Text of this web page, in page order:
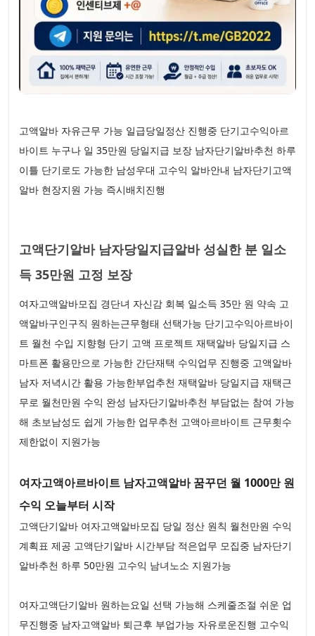
고액알바 자유근무 가능 일급당일정산 진행중 단기고수익아르
바이트 누구나 일 35만원 당일지급 보장 남자단기알바추천 하루
이틀 단기로도 가능한 남성우대 고수익 알바안내 남자단기고액
알바 현장지원 가능 즉시배치진행
고액단기알바 남자당일지급알바 성실한 분 일소
득 35만원 고정 보장
여자고액알바모집 경단녀 자신감 회복 일소득 35만 원 약속 고
액알바구인구직 원하는근무형태 선택가능 단기고수익아르바이
트 월천 수입 지향형 단기 고액 프로젝트 재택알바 당일지급 스
마트폰 활용만으로 가능한 간단재택 수익업무 진행중 고액알바
남자 저녁시간 활용 가능한부업추천 재택알바 당일지급 재택근
무로 월천만원 수익 완성 남자단기알바추천 부담없는 참여 가능
해 초보남성도 쉽게 가능한 업무추천 고액아르바이트 근무횟수
제한없이 지원가능
여자고액아르바이트 남자고액알바 꿈꾸던 월 1000만 원
수익 오늘부터 시작
고액단기알바 여자고액알바모집 당일 정산 원칙 월천만원 수익
계획표 제공 고액단기알바 시간부담 적은업무 모집중 남자단기
알바추천 하루 50만원 고수익 남녀노소 지원가능
여자고액단기알바 원하는요일 선택 가능해 스케줄조절 쉬운 업
무진행중 남자고액알바 퇴근후 부업가능 자유로운진행 고수익